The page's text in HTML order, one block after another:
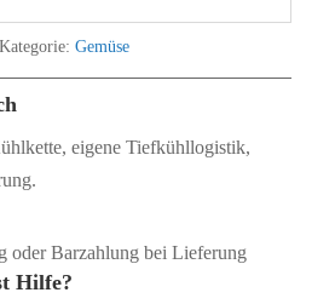
Kategorie: Gemüse
eigene Tiefkühllogistik,
oder Barzahlung bei Lieferung
Hilfe?